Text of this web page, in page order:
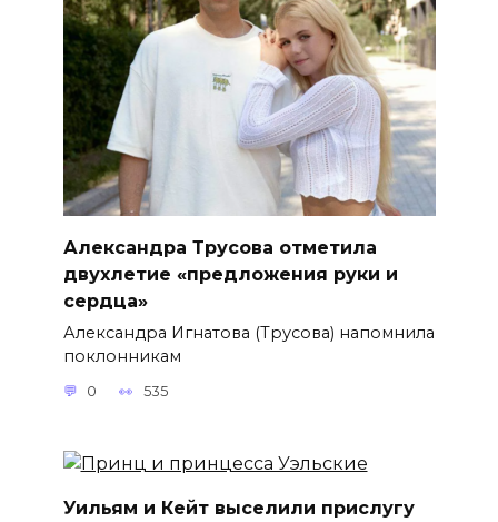
Александра Трусова отметила
двухлетие «предложения руки и
сердца»
Александра Игнатова (Трусова) напомнила
поклонникам
0 535
Уильям и Кейт выселили прислугу